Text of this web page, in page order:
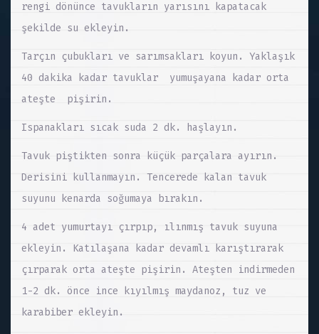
rengi dönünce tavukların yarısını kapatacak
şekilde su ekleyin.
Tarçın çubukları ve sarımsakları koyun. Yaklaşık
40 dakika kadar tavuklar yumuşayana kadar orta
ateşte pişirin.
Ispanakları sıcak suda 2 dk. haşlayın.
Tavuk piştikten sonra küçük parçalara ayırın.
Derisini kullanmayın. Tencerede kalan tavuk
suyunu kenarda soğumaya bırakın.
4 adet yumurtayı çırpıp, ılınmış tavuk suyuna
ekleyin. Katılaşana kadar devamlı karıştırarak
çırparak orta ateşte pişirin. Ateşten indirmeden
1-2 dk. önce ince kıyılmış maydanoz, tuz ve
karabiber ekleyin.